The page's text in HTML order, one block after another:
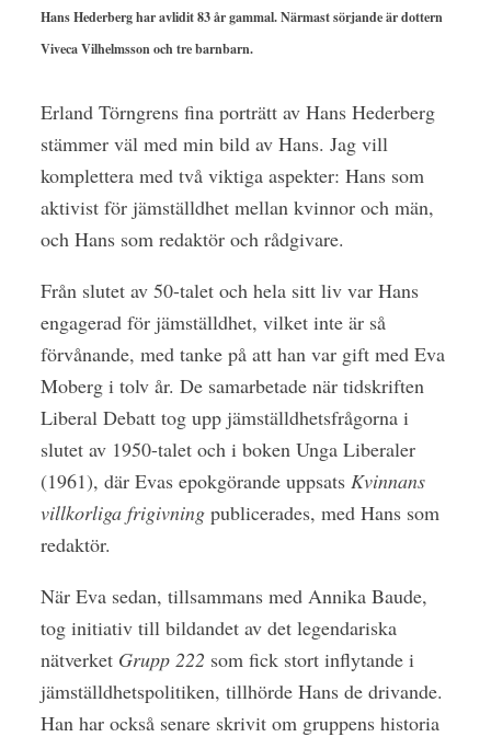
Hans Hederberg har avlidit 83 år gammal. Närmast sörjande är dottern
Viveca Vilhelmsson och tre barnbarn.
Erland Törngrens fina porträtt av Hans Hederberg
stämmer väl med min bild av Hans. Jag vill
komplettera med två viktiga aspekter: Hans som
aktivist för jämställdhet mellan kvinnor och män,
och Hans som redaktör och rådgivare.
Från slutet av 50-talet och hela sitt liv var Hans
engagerad för jämställdhet, vilket inte är så
förvånande, med tanke på att han var gift med Eva
Moberg i tolv år. De samarbetade när tidskriften
Liberal Debatt tog upp jämställdhetsfrågorna i
slutet av 1950-talet och i boken Unga Liberaler
(1961), där Evas epokgörande uppsats Kvinnans
villkorliga frigivning publicerades, med Hans som
redaktör.
När Eva sedan, tillsammans med Annika Baude,
tog initiativ till bildandet av det legendariska
nätverket Grupp 222 som fick stort inflytande i
jämställdhetspolitiken, tillhörde Hans de drivande.
Han har också senare skrivit om gruppens historia